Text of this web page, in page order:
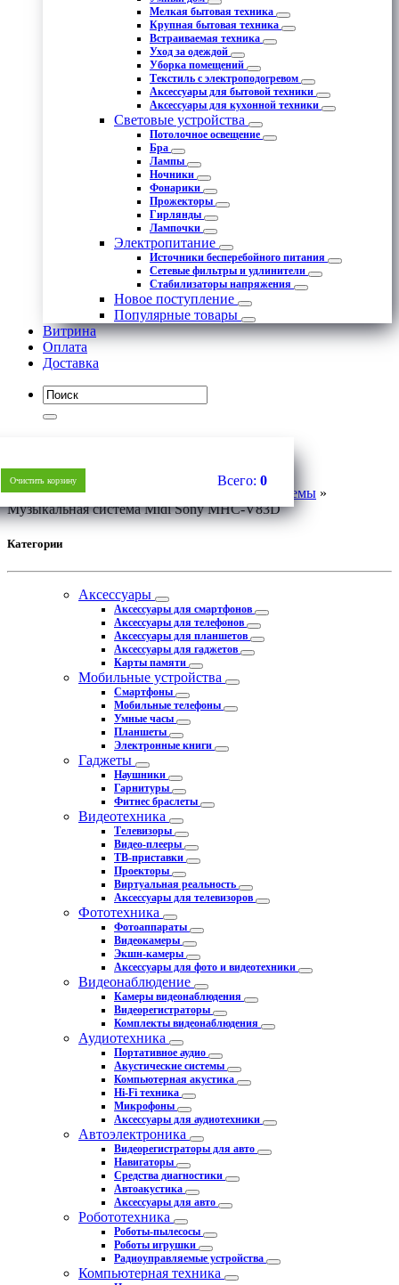
Мелкая бытовая техника
Крупная бытовая техника
Встраиваемая техника
Уход за одеждой
Уборка помещений
Текстиль с электроподогревом
Аксессуары для бытовой техники
Аксессуары для кухонной техники
Световые устройства
Потолочное освещение
Бра
Лампы
Ночники
Фонарики
Прожекторы
Гирлянды
Лампочки
Электропитание
Источники бесперебойного питания
Сетевые фильтры и удлинители
Стабилизаторы напряжения
Новое поступление
Популярные товары
Витрина
Оплата
Доставка
Всего: 0
Очистить корзину
Соматех»Аудиотехника Акустические системы »
Музыкальная система Midi Sony MHC-V83D
Категории
Аксессуары
Аксессуары для смартфонов
Аксессуары для телефонов
Аксессуары для планшетов
Аксессуары для гаджетов
Карты памяти
Мобильные устройства
Смартфоны
Мобильные телефоны
Умные часы
Планшеты
Электронные книги
Гаджеты
Наушники
Гарнитуры
Фитнес браслеты
Видеотехника
Телевизоры
Видео-плееры
ТВ-приставки
Проекторы
Виртуальная реальность
Аксессуары для телевизоров
Фототехника
Фотоаппараты
Видеокамеры
Экшн-камеры
Аксессуары для фото и видеотехники
Видеонаблюдение
Камеры видеонаблюдения
Видеорегистраторы
Комплекты видеонаблюдения
Аудиотехника
Портативное аудио
Акустические системы
Компьютерная акустика
Hi-Fi техника
Микрофоны
Аксессуары для аудиотехники
Автоэлектроника
Видеорегистраторы для авто
Навигаторы
Средства диагностики
Автоакустика
Аксессуары для авто
Робототехника
Роботы-пылесосы
Роботы игрушки
Радиоуправляемые устройства
Компьютерная техника